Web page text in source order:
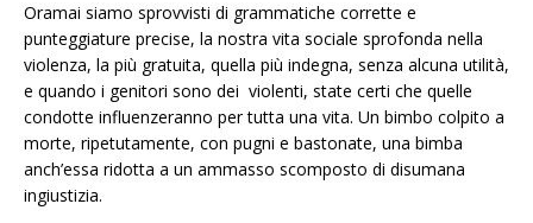
Oramai siamo sprovvisti di grammatiche corrette e
punteggiature precise, la nostra vita sociale sprofonda nella
violenza, la più gratuita, quella più indegna, senza alcuna utilità,
e quando i genitori sono dei violenti, state certi che quelle
condotte influenzeranno per tutta una vita. Un bimbo colpito a
morte, ripetutamente, con pugni e bastonate, una bimba
anch’essa ridotta a un ammasso scomposto di disumana
ingiustizia.